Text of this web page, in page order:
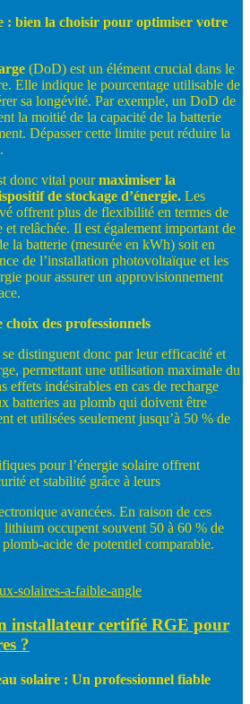
: bien la choisir pour optimiser votre
(DoD) est un élément crucial dans le
Elle indique le pourcentage utilisable de
sa longévité. Par exemple, un DoD de
la moitié de la capacité de la batterie
Dépasser cette limite peut réduire la
donc vital pourmaximiser la
de stockage d’énergie. Les
offrent plus de flexibilité en termes de
et relâchée. Il est également important de
la batterie (mesurée en kWh) soit en
de l’installation photovoltaïque et les
pour assurer un approvisionnement
choix des professionnels
se distinguent donc par leur efficacité et
permettant une utilisation maximale du
effets indésirables en cas de recharge
batteries au plomb qui doivent être
et utilisées seulement jusqu’à 50 % de
pour l’énergie solaire offrent
et stabilité grâce à leurs
avancées. En raison de ces
lithium occupent souvent 50 à 60 % de
plomb-acide de potentiel comparable.
installateur certifié RGE pour
?
solaire : Un professionnel fiable